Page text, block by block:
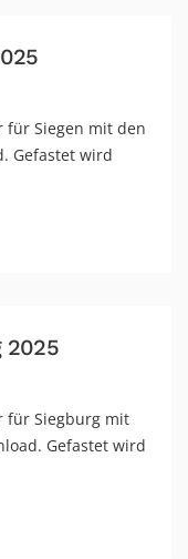
für Siegen mit den
Gefastet wird
2025
für Siegburg mit
Gefastet wird